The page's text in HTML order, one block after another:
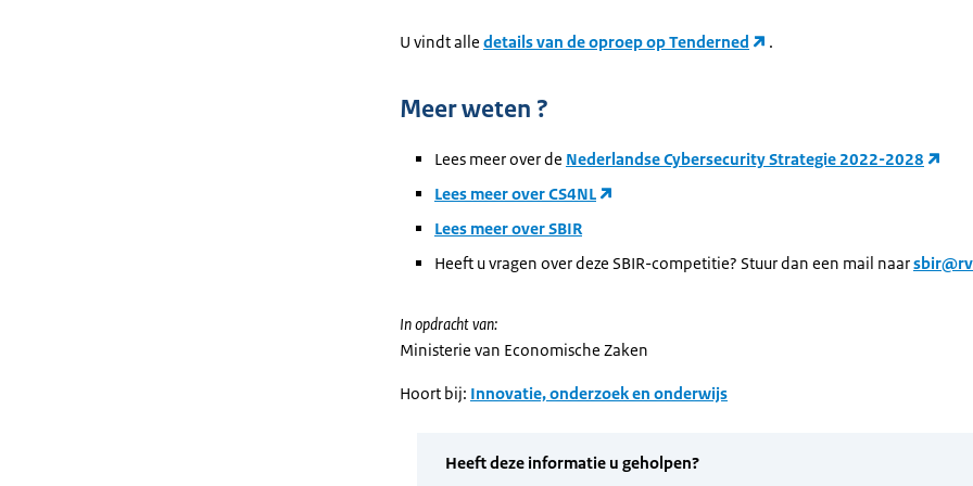
U vindt alle details van de oproep op Tenderned .
Meer weten ?
Lees meer over de Nederlandse Cybersecurity Strategie 2022-2028
Lees meer over CS4NL
Lees meer over SBIR
Heeft u vragen over deze SBIR-competitie? Stuur dan een mail naar
In opdracht van:
Ministerie van Economische Zaken
Hoort bij: Innovatie, onderzoek en onderwijs